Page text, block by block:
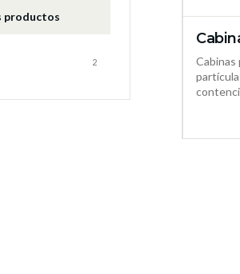
productos
2
Cabinas